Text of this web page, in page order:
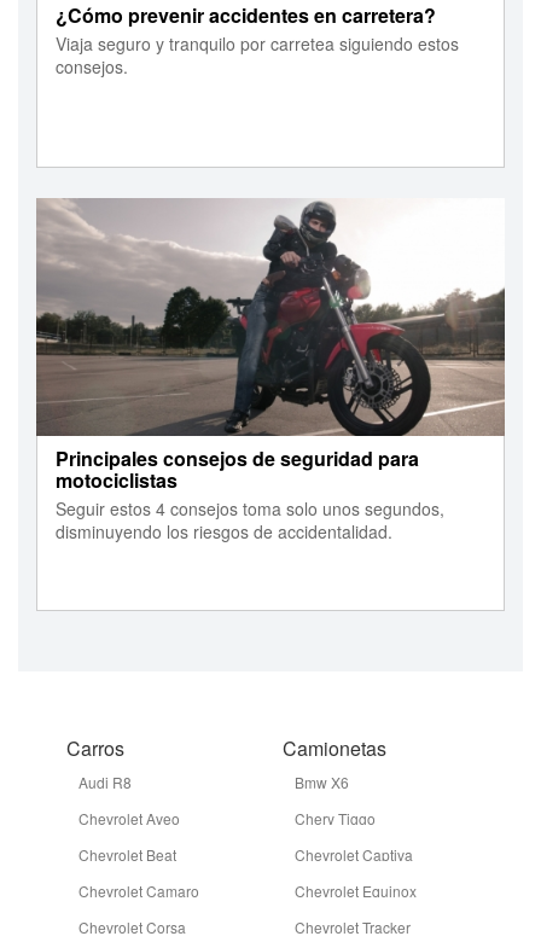
¿Cómo prevenir accidentes en carretera?
Viaja seguro y tranquilo por carretea siguiendo estos
consejos.
Principales consejos de seguridad para
motociclistas
Seguir estos 4 consejos toma solo unos segundos,
disminuyendo los riesgos de accidentalidad.
Carros
Audi R8
Chevrolet Aveo
Chevrolet Beat
Chevrolet Camaro
Chevrolet Corsa
Camionetas
Bmw X6
Chery Tiggo
Chevrolet Captiva
Chevrolet Equinox
Chevrolet Tracker